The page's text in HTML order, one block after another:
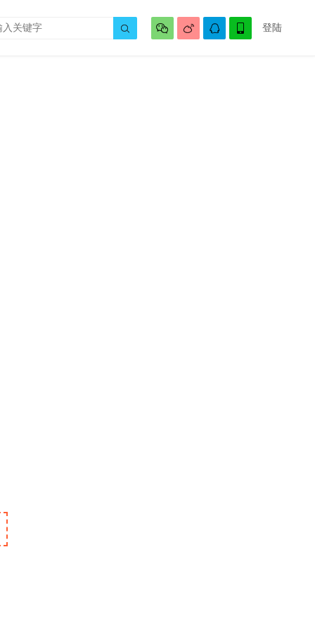
登陆
   
